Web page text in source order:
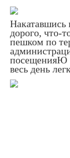
Накатавшись
дорого, что-
пешком по
посещенияЮ
весь день